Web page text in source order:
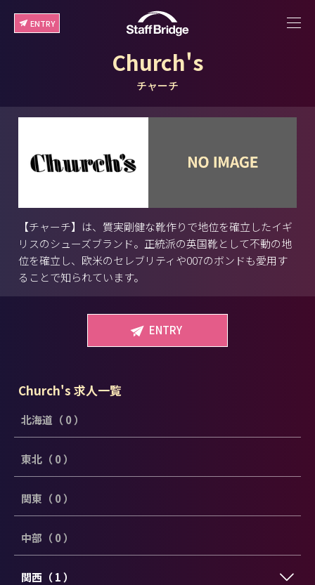
ENTRY
Church's
チャーチ
【チャーチ】は、質実剛健な靴作りで地位を確立したイギ
リスのシューズブランド。正統派の英国靴として不動の地
位を確立し、欧米のセレブリティや007のボンドも愛用す
ることで知られています。
ENTRY
Church's 求人一覧
北海道（ 0 ）
東北（ 0 ）
関東（ 0 ）
中部（ 0 ）
関西（ 1 ）